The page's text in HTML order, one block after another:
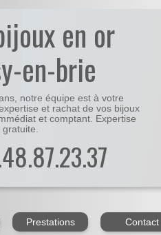
en or
en-brie
notre équipe est à votre
et rachat de vos bijoux
et comptant. Expertise
gratuite.
Prestations Contact